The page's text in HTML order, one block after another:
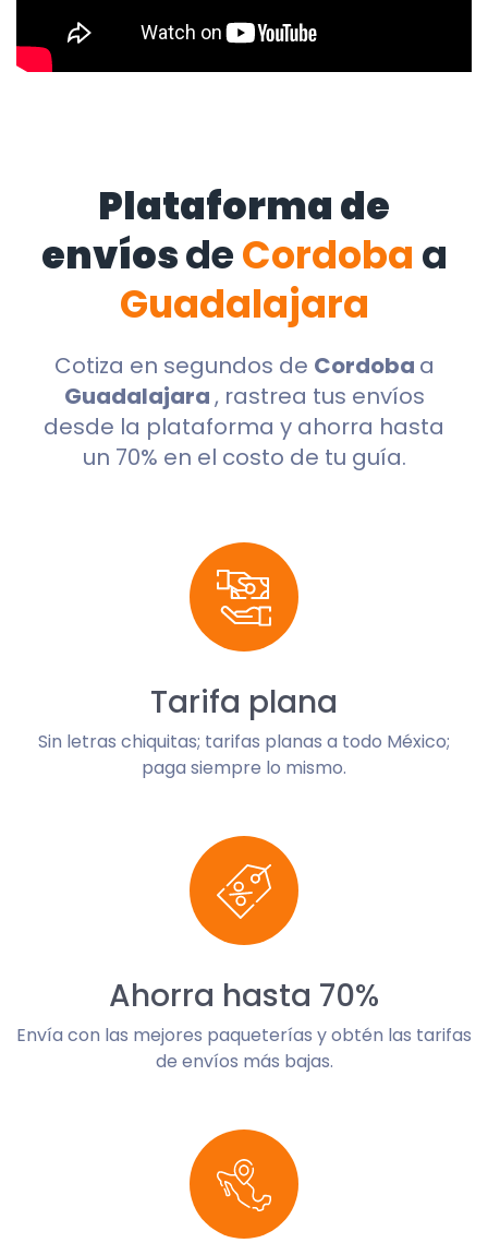
Plataforma de
envíosdeCordoba a
Guadalajara
Cotiza en segundos de Cordoba a
Guadalajara, rastrea tus envíos
desde la plataforma y ahorra hasta
un 70% en el costo de tu guía.
Tarifa plana
Sin letras chiquitas; tarifas planas a todo México;
paga siempre lo mismo.
Ahorra hasta 70%
Envía con las mejores paqueterías y obtén las tarifas
de envíos más bajas.